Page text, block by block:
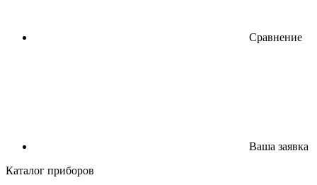
Сравнение
Ваша заявка
Каталог приборов